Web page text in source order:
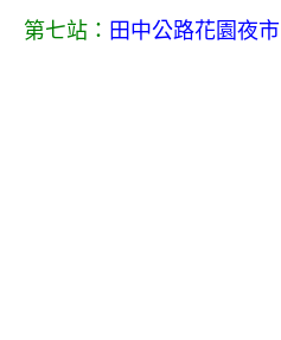
第七站： 田中公路花園夜市